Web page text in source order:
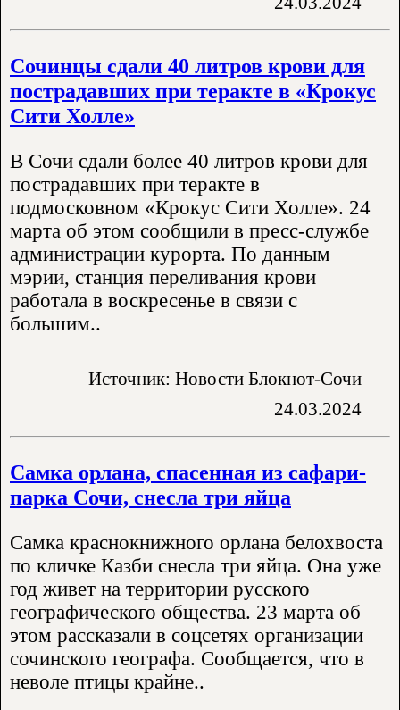
Сочинцы сдали 40 литров крови для
пострадавших при теракте в «Крокус
Сити Холле»
В Сочи сдали более 40 литров крови для
пострадавших при теракте в
подмосковном «Крокус Сити Холле». 24
марта об этом сообщили в пресс-службе
администрации курорта. По данным
мэрии, станция переливания крови
работала в воскресенье в связи с
большим..
Источник: Новости Блокнот-Сочи
24.03.2024
Самка орлана, спасенная из сафари-
парка Сочи, снесла три яйца
Самка краснокнижного орлана белохвоста
по кличке Казби снесла три яйца. Она уже
год живет на территории русского
географического общества. 23 марта об
этом рассказали в соцсетях организации
сочинского географа. Сообщается, что в
неволе птицы крайне..